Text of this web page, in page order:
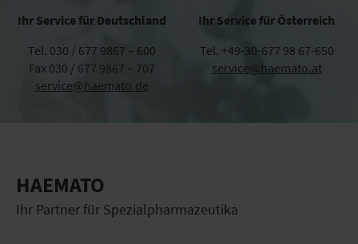
Ihr Service für Deutschland
Tel. 030 / 677 9867 – 600
Fax 030 / 677 9867 – 707
service@haemato.de
Ihr Service für Österreich
Tel. +49-30-677 98 67-650
service@haemato.at
HAEMATO
Ihr Partner für Spezialpharmazeutika